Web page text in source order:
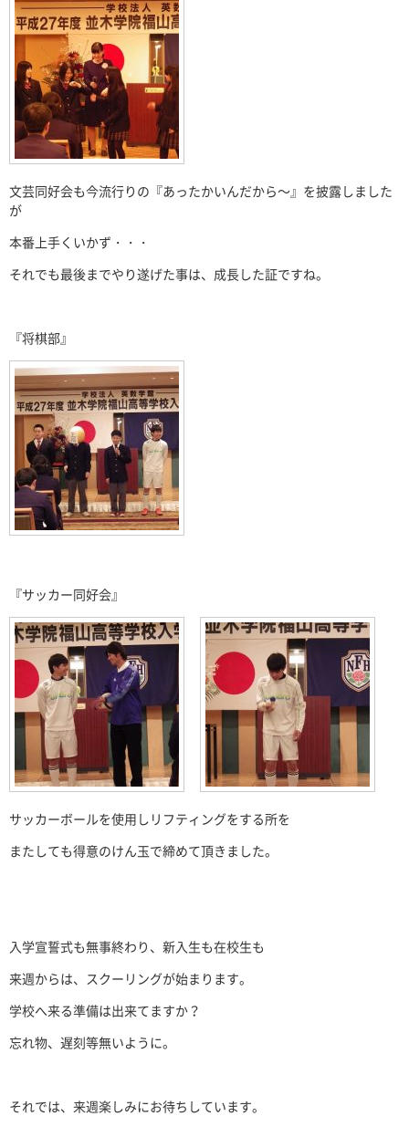
文芸同好会も今流行りの『あったかいんだから～』を披露しました
が
本番上手くいかず・・・
それでも最後までやり遂げた事は、成長した証ですね。
『将棋部』
『サッカー同好会』
サッカーボールを使用しリフティングをする所を
またしても得意のけん玉で締めて頂きました。
入学宣誓式も無事終わり、新入生も在校生も
来週からは、スクーリングが始まります。
学校へ来る準備は出来てますか？
忘れ物、遅刻等無いように。
それでは、来週楽しみにお待ちしています。